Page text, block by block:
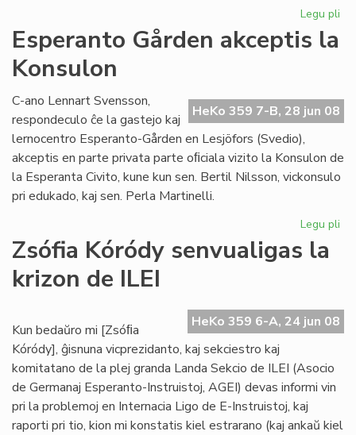
Legu pli
Esperanto Gården akceptis la
Konsulon
HeKo 359 7-B, 28 jun 08
C-ano Lennart Svensson,
respondeculo ĉe la gastejo kaj
lernocentro Esperanto-Gården en Lesjöfors (Svedio),
akceptis en parte privata parte oﬁciala vizito la Konsulon de
la Esperanta Civito, kune kun sen. Bertil Nilsson, vickonsulo
pri edukado, kaj sen. Perla Martinelli.
Legu pli
Zsófia Kóródy senvualigas la
krizon de ILEI
HeKo 359 6-A, 24 jun 08
Kun bedaŭro mi [Zsóﬁa
Kóródy], ĝisnuna vicprezidanto, kaj sekciestro kaj
komitatano de la plej granda Landa Sekcio de ILEI (Asocio
de Germanaj Esperanto-Instruistoj, AGEI) devas informi vin
pri la problemoj en Internacia Ligo de E-Instruistoj, kaj
raporti pri tio, kion mi konstatis kiel estrarano (kaj ankaŭ kiel